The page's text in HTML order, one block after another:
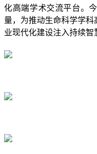
化高端学术交流平台。
量，为推动生命科学学
业现代化建设注入持续智